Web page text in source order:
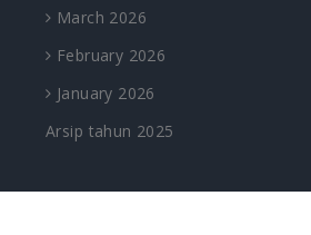
March 2026
February 2026
January 2026
Arsip tahun 2025